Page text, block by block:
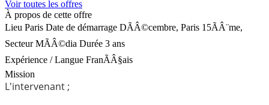
Voir toutes les offres
À propos de cette offre
Lieu Paris Date de démarrage DÃÂ©cembre, Paris 15ÃÂ¨me,
Secteur MÃÂ©dia Durée 3 ans
Expérience / Langue FranÃÂ§ais
Mission
L'intervenant ;